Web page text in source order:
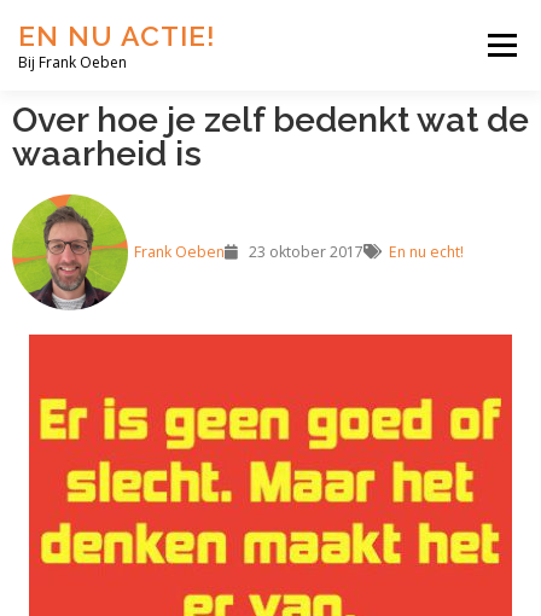
EN NU ACTIE!
Bij Frank Oeben
Menu
EN NU JIJ! EN NU WIJ! EN NU EERLIJK!
BLOG
Over hoe je zelf bedenkt wat de
waarheid is
Frank Oeben 23 oktober 2017 En nu echt!